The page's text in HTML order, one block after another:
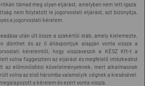
támad meg olyan eljárást, amelyben nem lett igaza.
nem folytatott le jogorvoslati eljárást, azt bizonyítja,
a jogorvoslati kérelem.
után ült össze a szakértői stáb, amely kielemezte,
dönthet és az ő álláspontjuk alapján vonta vissza a
kérelemtől, hogy visszaveszik a KÉSZ Kft-t a
volna függeszteni az eljárást és megfelelő intézkedést
az előminősítési követelményeknek, mert alkalmasnak
volna az első háromba valamelyik cégnek a kiesésével.
a kérelem és ezért vonta vissza.